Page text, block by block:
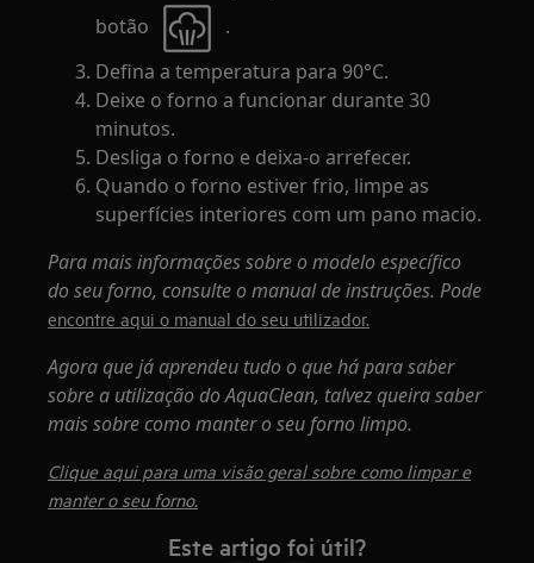
botão
.
Defina a temperatura para 90°C.
Deixe o forno a funcionar durante 30
minutos.
Desliga o forno e deixa-o arrefecer.
Quando o forno estiver frio, limpe as
superfícies interiores com um pano macio.
Para mais informações sobre o modelo específico
do seu forno, consulte o manual de instruções. Pode
encontre aqui o manual do seu utilizador.
Agora que já aprendeu tudo o que há para saber
sobre a utilização do AquaClean, talvez queira saber
mais sobre como manter o seu forno limpo.
Clique aqui para uma visão geral sobre como limpar e
manter o seu forno.
Este artigo foi útil?